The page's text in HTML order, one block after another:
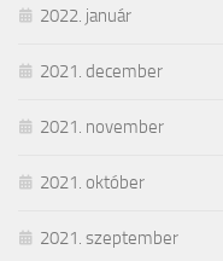
2022. január
2021. december
2021. november
2021. október
2021. szeptember